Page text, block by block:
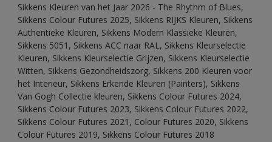
Sikkens Kleuren van het Jaar 2026 - The Rhythm of Blues,
Sikkens Colour Futures 2025, Sikkens RIJKS Kleuren, Sikkens
Authentieke Kleuren, Sikkens Modern Klassieke Kleuren,
Sikkens 5051, Sikkens ACC naar RAL, Sikkens Kleurselectie
Kleuren, Sikkens Kleurselectie Grijzen, Sikkens Kleurselectie
Witten, Sikkens Gezondheidszorg, Sikkens 200 Kleuren voor
het Interieur, Sikkens Erkende Kleuren (Painters), Sikkens
Van Gogh Collectie kleuren, Sikkens Colour Futures 2024,
Sikkens Colour Futures 2023, Sikkens Colour Futures 2022,
Sikkens Colour Futures 2021, Colour Futures 2020, Sikkens
Colour Futures 2019, Sikkens Colour Futures 2018